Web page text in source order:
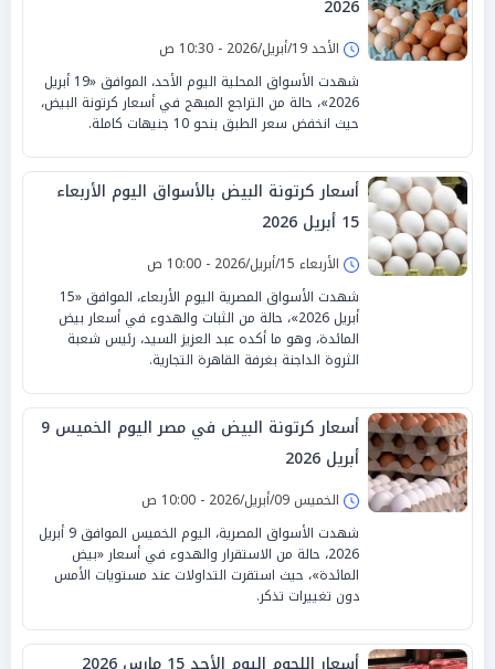
2026
الأحد 19/أبريل/2026 - 10:30 ص
شهدت الأسواق المحلية اليوم الأحد، الموافق «19 أبريل
2026»، حالة من التراجع المبهج في أسعار كرتونة البيض،
حيث انخفض سعر الطبق بنحو 10 جنيهات كاملة.
أسعار كرتونة البيض بالأسواق اليوم الأربعاء
15 أبريل 2026
الأربعاء 15/أبريل/2026 - 10:00 ص
شهدت الأسواق المصرية اليوم الأربعاء، الموافق «15
أبريل 2026»، حالة من الثبات والهدوء في أسعار بيض
المائدة، وهو ما أكده عبد العزيز السيد، رئيس شعبة
الثروة الداجنة بغرفة القاهرة التجارية.
أسعار كرتونة البيض في مصر اليوم الخميس 9
أبريل 2026
الخميس 09/أبريل/2026 - 10:00 ص
شهدت الأسواق المصرية، اليوم الخميس الموافق 9 أبريل
2026، حالة من الاستقرار والهدوء في أسعار «بيض
المائدة»، حيث استقرت التداولات عند مستويات الأمس
دون تغييرات تذكر.